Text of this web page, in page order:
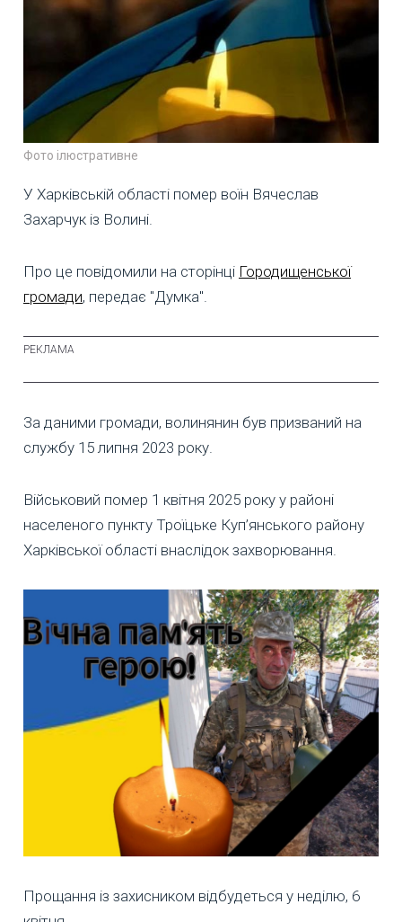
Фото ілюстративне
У Харківській області помер воїн Вячеслав
Захарчук із Волині.
Про це повідомили на сторінці Городищенської
громади, передає "Думка".
За даними громади, волинянин був призваний на
службу 15 липня 2023 року.
Військовий помер 1 квітня 2025 року у районі
населеного пункту Троїцьке Куп’янського району
Харківської області внаслідок захворювання.
Прощання із захисником відбудеться у неділю, 6